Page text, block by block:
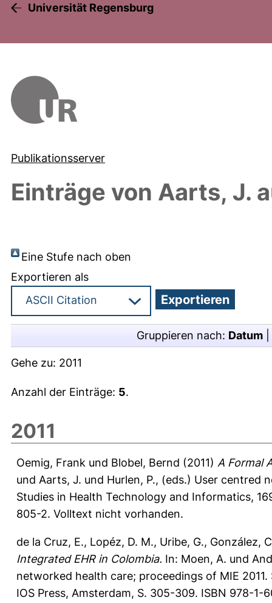
Universität Regensburg
Publikationsserver
Einträge von Aarts, J.
Eine Stufe nach oben
Exportieren als
Gruppieren nach: Datum
Gehe zu: 2011
Anzahl der Einträge: 5.
2011
Oemig, Frank und Blobel, Bernd (2011) A Formal
und Aarts, J. und Hurlen, P., (eds.) User centred
Studies in Health Technology and Informatics,
805-2. Volltext nicht vorhanden.
de la Cruz, E., Lopéz, D. M., Uribe, G., González,
Integrated EHR in Colombia. In: Moen, A. und
networked health care; proceedings of MIE
IOS Press, Amsterdam, S. 305-309. ISBN 978-